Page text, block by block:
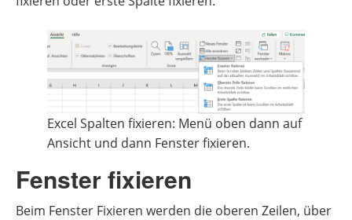
Excel Spalten fixieren: Menü oben dann auf
Ansicht und dann Fenster fixieren.
Fenster fixieren
Beim Fenster Fixieren werden die oberen Zeilen, über